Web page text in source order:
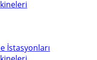
İstasyonları